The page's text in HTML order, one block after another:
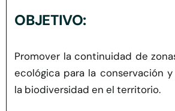
OBJETIVO:
Promover la continuidad de
ecológica para la conservación
la biodiversidad en el territorio.